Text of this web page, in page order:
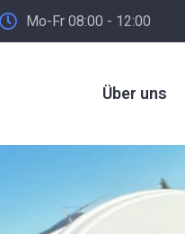
Mo-Fr 08:00 - 12:00
Über uns